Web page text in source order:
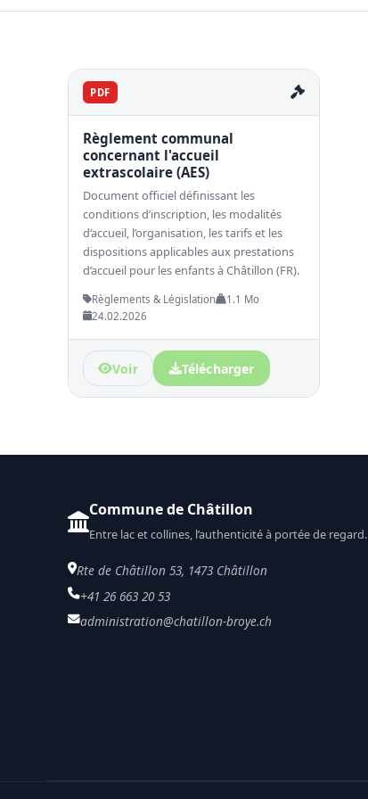
PDF
Règlement communal
concernant l'accueil
extrascolaire (AES)
Document officiel définissant les
conditions d’inscription, les modalités
d’accueil, l’organisation, les tarifs et les
dispositions applicables aux prestations
d’accueil pour les enfants à Châtillon (FR).
Règlements & Législation
1.1 Mo
24.02.2026
Voir Télécharger
Commune de Châtillon
Entre lac et collines, l’authenticité à portée de regard.
Rte de Châtillon 53, 1473 Châtillon
+41 26 663 20 53
administration@chatillon-broye.ch